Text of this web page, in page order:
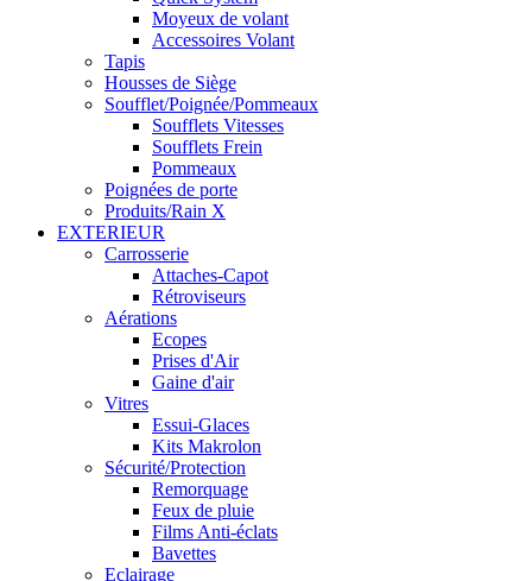
Moyeux de volant
Accessoires Volant
Tapis
Housses de Siège
Soufflet/Poignée/Pommeaux
Soufflets Vitesses
Soufflets Frein
Pommeaux
Poignées de porte
Produits/Rain X
EXTERIEUR
Carrosserie
Attaches-Capot
Rétroviseurs
Aérations
Ecopes
Prises d'Air
Gaine d'air
Vitres
Essui-Glaces
Kits Makrolon
Sécurité/Protection
Remorquage
Feux de pluie
Films Anti-éclats
Bavettes
Eclairage